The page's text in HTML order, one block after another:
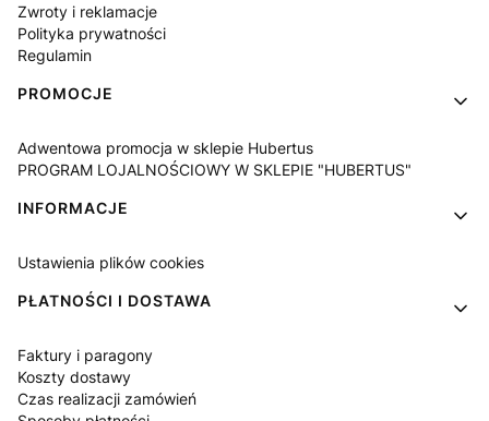
Zwroty i reklamacje
Polityka prywatności
Regulamin
PROMOCJE
Adwentowa promocja w sklepie Hubertus
PROGRAM LOJALNOŚCIOWY W SKLEPIE "HUBERTUS"
INFORMACJE
Ustawienia plików cookies
PŁATNOŚCI I DOSTAWA
Faktury i paragony
Koszty dostawy
Czas realizacji zamówień